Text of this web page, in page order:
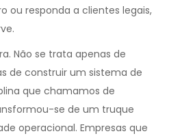
ou responda a clientes legais,
Não se trata apenas de
de construir um sistema de
que chamamos de
se de um truque
operacional. Empresas que